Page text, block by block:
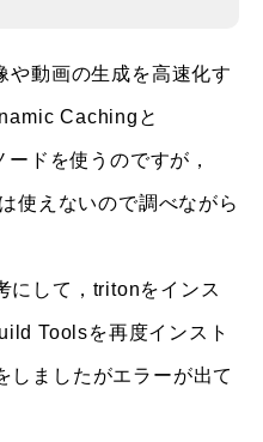
動画の生成を高速化す
Cachingと
ドを使うのですが，
使えないので調べながら
にして，tritonをインス
Toolsを再度インスト
しましたがエラーが出て